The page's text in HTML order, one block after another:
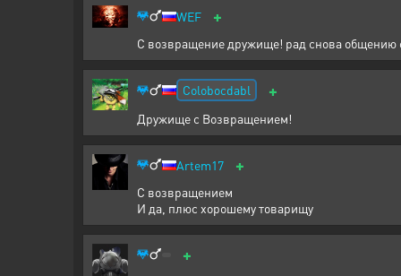
WEF +
С возвращение дружище! рад снова общению
Colobocdabl +
Дружище с Возвращением!
Artem17 +
С возвращением
И да, плюс хорошему товарищу
+